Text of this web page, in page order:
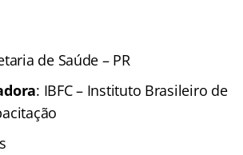
de Saúde – PR
: IBFC – Instituto Brasileiro de